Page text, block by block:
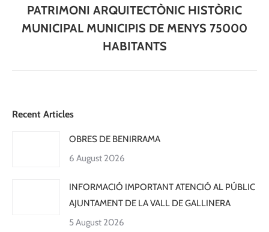
PATRIMONI ARQUITECTÒNIC HISTÒRIC
MUNICIPAL MUNICIPIS DE MENYS 75000
HABITANTS
Recent Articles
OBRES DE BENIRRAMA
6 August 2026
INFORMACIÓ IMPORTANT ATENCIÓ AL PÚBLIC
AJUNTAMENT DE LA VALL DE GALLINERA
5 August 2026